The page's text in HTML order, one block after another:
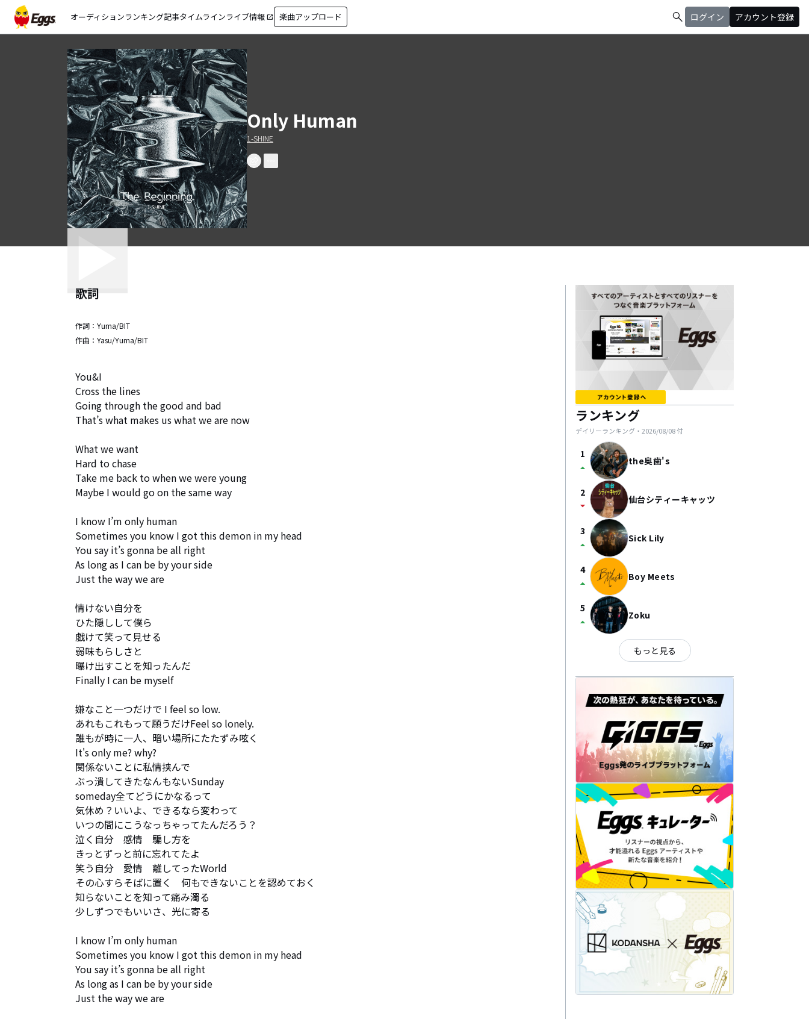
オーディションランキング記事タイムラインライブ情報 open_in_new 楽曲アップロード search ログイン アカウント登録
Only Human
1-SHINE
歌詞
作詞： Yuma/BIT
作曲： Yasu/Yuma/BIT
You&I
Cross the lines
Going through the good and bad
That’s what makes us what we are now
What we want
Hard to chase
Take me back to when we were young
Maybe I would go on the same way
I know I’m only human
Sometimes you know I got this demon in my head
You say it’s gonna be all right
As long as I can be by your side
Just the way we are
情けない自分を
ひた隠しして僕ら
戯けて笑って見せる
弱味もらしさと
曝け出すことを知ったんだ
Finally I can be myself
嫌なこと一つだけで I feel so low.
あれもこれもって願うだけFeel so lonely.
誰もが時に一人、暗い場所にたたずみ呟く
It's only me? why?
関係ないことに私情挟んで
ぶっ潰してきたなんもないSunday
someday全てどうにかなるって
気休め？いいよ、できるなら変わって
いつの間にこうなっちゃってたんだろう？
泣く自分　感情　騙し方を
きっとずっと前に忘れてたよ
笑う自分　愛情　離してったWorld
その心すらそばに置く　何もできないことを認めておく
知らないことを知って痛み濁る
少しずつでもいいさ、光に寄る
I know I’m only human
Sometimes you know I got this demon in my head
You say it’s gonna be all right
As long as I can be by your side
Just the way we are
ランキング
デイリーランキング・ 2026/08/08付
1
arrow_drop_up the奥歯's
2
arrow_drop_down 仙台シティーキャッツ
3
arrow_drop_up Sick Lily
4
arrow_drop_up Boy Meets
5
arrow_drop_up Zoku
もっと見る